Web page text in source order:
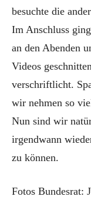
besuchte die
Im Anschluss
an den Abenden
Videos
verschriftlicht.
wir nehmen so
Nun sind wir
irgendwann
zu können.
Fotos Bundesrat: